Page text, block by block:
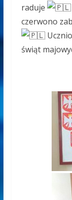
raduje
czerwono
świąt